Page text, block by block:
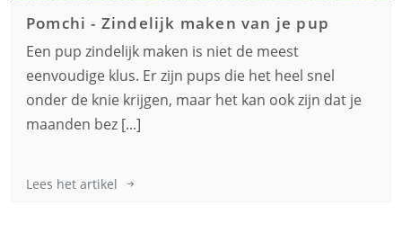
Pomchi - Zindelijk maken van je pup
Een pup zindelijk maken is niet de meest
eenvoudige klus. Er zijn pups die het heel snel
onder de knie krijgen, maar het kan ook zijn dat je
maanden bez [...]
Lees het artikel